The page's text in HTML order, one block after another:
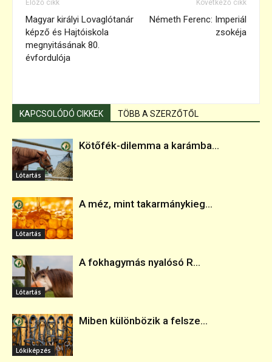
Előző cikk
Magyar királyi Lovaglótanár
képző és Hajtóiskola
megnyitásának 80.
évfordulója
Következő cikk
Németh Ferenc: Imperiál
zsokéja
KAPCSOLÓDÓ CIKKEK TÖBB A SZERZŐTŐL
Lótartás
Kötőfék-dilemma a karámba...
Lótartás
A méz, mint takarmánykieg...
Lótartás
A fokhagymás nyalósó R...
Lókiképzés
Miben különbözik a felsze...